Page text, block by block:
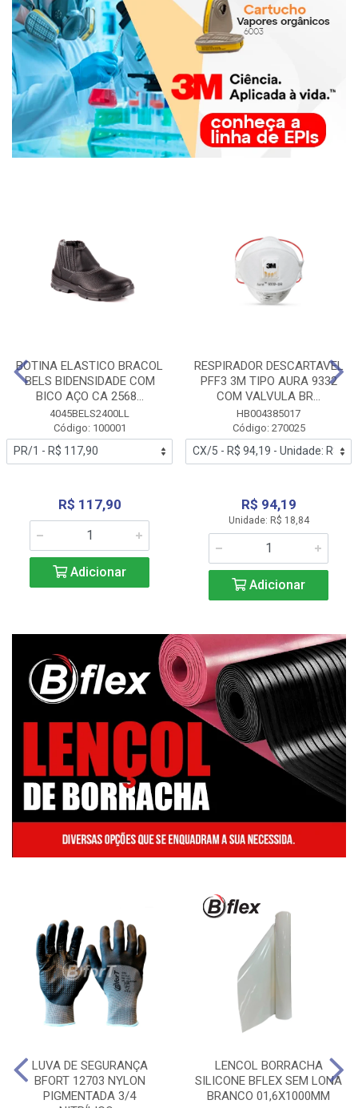
BOTINA ELASTICO BRACOL
BELS BIDENSIDADE COM
BICO AÇO CA 2568...
4045BELS2400LL
Código: 100001
R$ 117,90
Adicionar
RESPIRADOR DESCARTAVEL
PFF3 3M TIPO AURA 9332
COM VALVULA BR...
HB004385017
Código: 270025
R$ 94,19
Unidade: R$ 18,84
Adicionar
LUVA DE SEGURANÇA
BFORT 12703 NYLON
PIGMENTADA 3/4
LENCOL BORRACHA
SILICONE BFLEX SEM LONA
BRANCO 01,6X1000MM